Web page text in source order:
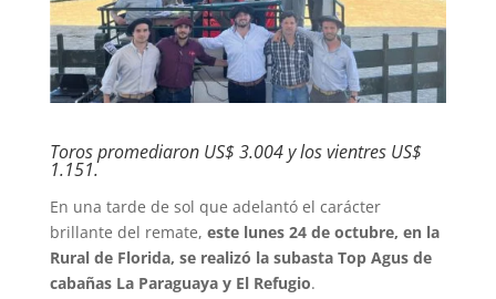
Toros promediaron US$ 3.004 y los vientres US$
1.151.
En una tarde de sol que adelantó el carácter
brillante del remate, este lunes 24 de octubre, en la
Rural de Florida, se realizó la subasta Top Agus de
cabañas La Paraguaya y El Refugio.